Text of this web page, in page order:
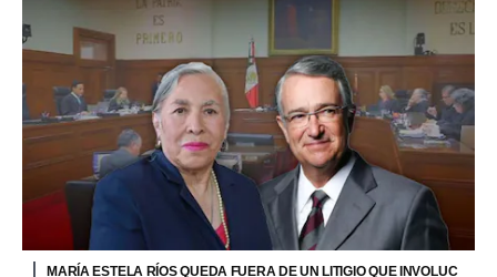
MARÍA ESTELA RÍOS QUEDA FUERA DE UN LITIGIO QUE INVOLUC